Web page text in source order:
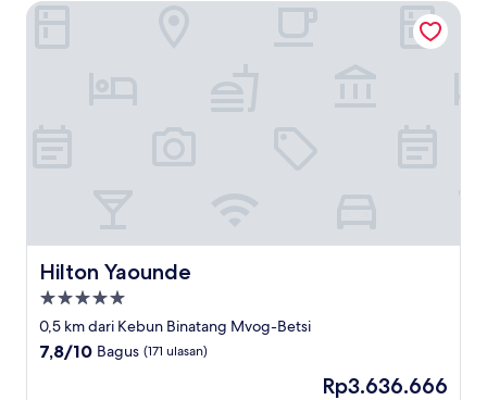
Hilton Yaounde
Hilton Yaounde
Properti
bintang
5.0
0,5 km dari Kebun Binatang Mvog-Betsi
7.8
7,8/10 Bagus (171 ulasan)
Harga
Rp3.636.666
Hilton Yaounde